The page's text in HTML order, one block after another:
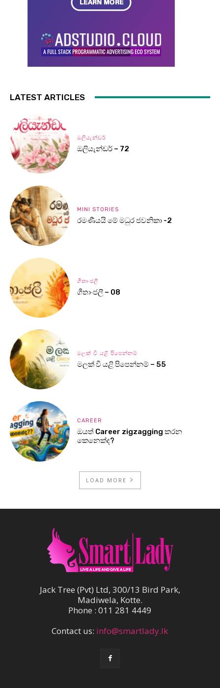
LATEST ARTICLES
ඔලියැන්ඩර්
ඔලියැන්ඩර් – 72
MINI STORIES
රමණීයයි මේ මධුර ජවනිකා -2
ගීතාංජලී
ගීතාංජලී – 08
මලක් වී යළි පිපෙන්නම්
මලක් වී යළි පිපෙන්නම් – 55
CAREER
ඔයත් Career zigzagging කරන
කෙනෙක්ද?
LOAD MORE
Jack Tree (Pvt) Ltd, 300/13 Bird Park,
Madiwela, Kotte.
Phone : 011 281 4449
Contact us: info@smartlady.lk